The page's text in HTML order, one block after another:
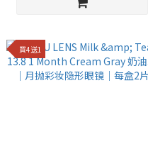
買4送1